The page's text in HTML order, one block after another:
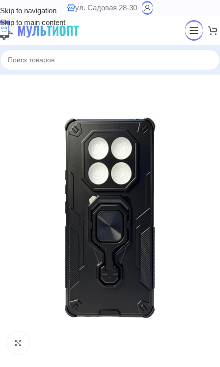
Skip to navigation
Skip to main content
ул. Садовая 28-30